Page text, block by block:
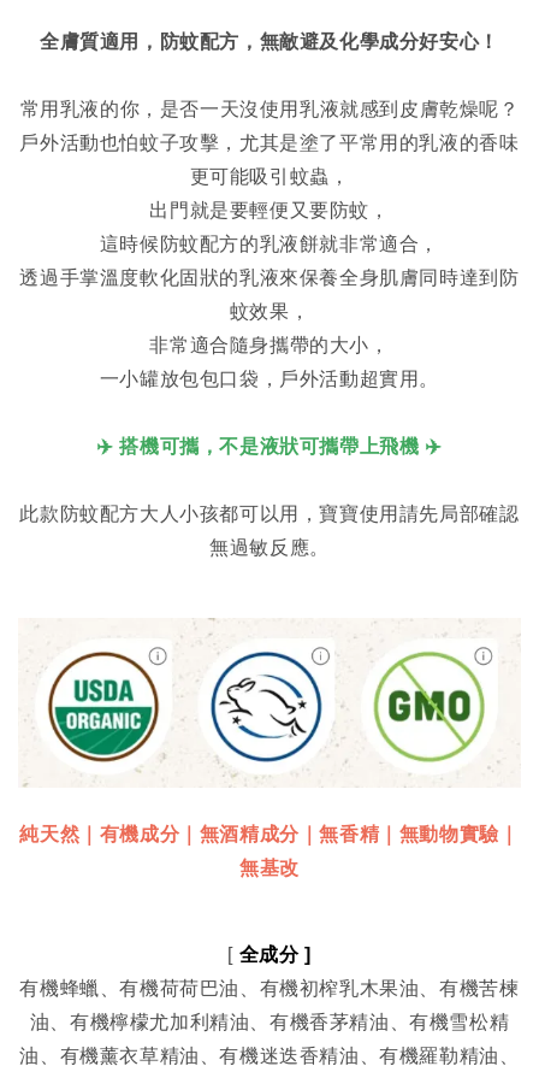
全膚質適用，防蚊配方，無敵避及化學成分好安心！
常用乳液的你，是否一天沒使用乳液就感到皮膚乾燥呢？
戶外活動也怕蚊子攻擊，尤其是塗了平常用的乳液的香味
更可能吸引蚊蟲，
出門就是要輕便又要防蚊，
這時候防蚊配方的乳液餅就非常適合，
透過手掌溫度軟化固狀的乳液來保養全身肌膚同時達到防
蚊效果，
非常適合隨身攜帶的大小，
一小罐放包包口袋，戶外活動超實用。
✈️ 搭機可攜，不是液狀可攜帶上飛機 ✈️
此款防蚊配方大人小孩都可以用，寶寶使用請先局部確認
無過敏反應。
純天然｜有機成分｜無酒精成分｜無香精｜無動物實驗｜
無基改
全成分 ]
有機蜂蠟、有機荷荷巴油、有機初榨乳木果油、有機苦楝
油、有機檸檬尤加利精油、有機香茅精油、有機雪松精
油、有機薰衣草精油、有機迷迭香精油、有機羅勒精油、